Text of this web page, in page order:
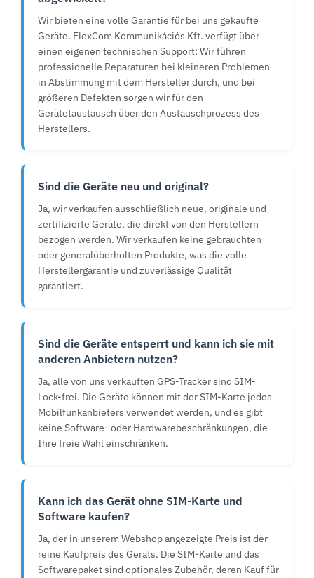
Wir bieten eine volle Garantie für bei uns gekaufte
Geräte. FlexCom Kommunikációs Kft. verfügt über
einen eigenen technischen Support: Wir führen
professionelle Reparaturen bei kleineren Problemen
in Abstimmung mit dem Hersteller durch, und bei
größeren Defekten sorgen wir für den
Gerätetaustausch über den Austauschprozess des
Herstellers.
Sind die Geräte neu und original?
Ja, wir verkaufen ausschließlich neue, originale und
zertifizierte Geräte, die direkt von den Herstellern
bezogen werden. Wir verkaufen keine gebrauchten
oder generalüberholten Produkte, was die volle
Herstellergarantie und zuverlässige Qualität
garantiert.
Sind die Geräte entsperrt und kann ich sie mit
anderen Anbietern nutzen?
Ja, alle von uns verkauften GPS-Tracker sind SIM-
Lock-frei. Die Geräte können mit der SIM-Karte jedes
Mobilfunkanbieters verwendet werden, und es gibt
keine Software- oder Hardwarebeschränkungen, die
Ihre freie Wahl einschränken.
Kann ich das Gerät ohne SIM-Karte und
Software kaufen?
Ja, der in unserem Webshop angezeigte Preis ist der
reine Kaufpreis des Geräts. Die SIM-Karte und das
Softwarepaket sind optionales Zubehör, deren Kauf für